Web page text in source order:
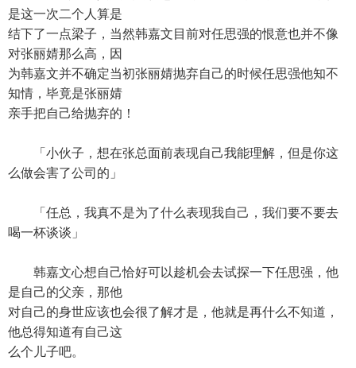
是这一次二个人算是
结下了一点梁子，当然韩嘉文目前对任思强的恨意也并不像
对张丽婧那么高，因
为韩嘉文并不确定当初张丽婧抛弃自己的时候任思强他知不
知情，毕竟是张丽婧
亲手把自己给抛弃的！
「小伙子，想在张总面前表现自己我能理解，但是你这
么做会害了公司的」
「任总，我真不是为了什么表现我自己，我们要不要去
喝一杯谈谈」
韩嘉文心想自己恰好可以趁机会去试探一下任思强，他
是自己的父亲，那他
对自己的身世应该也会很了解才是，他就是再什么不知道，
他总得知道有自己这
么个儿子吧。